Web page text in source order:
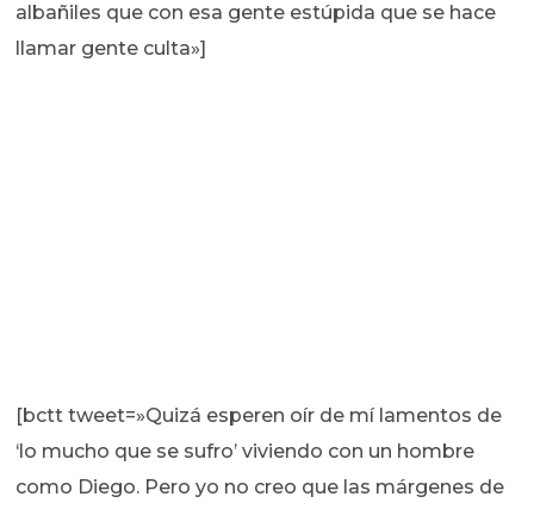
albañiles que con esa gente estúpida que se hace
llamar gente culta»]
[bctt tweet=»Quizá esperen oír de mí lamentos de
‘lo mucho que se sufro’ viviendo con un hombre
como Diego. Pero yo no creo que las márgenes de